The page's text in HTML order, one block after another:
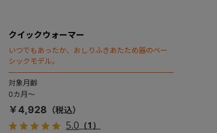
クイックウォーマー
いつでもあったか、おしりふきあたため器のベー
シックモデル。
対象月齢
0カ月～
￥4,928
5.0（1）